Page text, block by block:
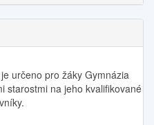
určeno pro žáky Gymnázia
starostmi na jeho kvalifikované